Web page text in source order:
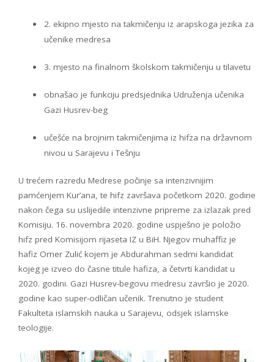
2. ekipno mjesto na takmičenju iz arapskoga jezika za
učenike medresa
3. mjesto na finalnom školskom takmičenju u tilavetu
obnašao je funkciju predsjednika Udruženja učenika
Gazi Husrev-beg
učešće na brojnim takmičenjima iz hifza na državnom
nivou u Sarajevu i Tešnju
U trećem razredu Medrese počinje sa intenzivnijim
pamćenjem Kur’ana, te hifz završava početkom 2020. godine
nakon čega su uslijedile intenzivne pripreme za izlazak pred
Komisiju. 16. novembra 2020. godine uspješno je položio
hifz pred Komisijom rijaseta IZ u BiH. Njegov muhaffiz je
hafiz Omer Zulić kojem je Abdurahman sedmi kandidat
kojeg je izveo do časne titule hafiza, a četvrti kandidat u
2020. godini. Gazi Husrev-begovu medresu završio je 2020.
godine kao super-odličan učenik. Trenutno je student
Fakulteta islamskih nauka u Sarajevu, odsjek islamske
teologije.